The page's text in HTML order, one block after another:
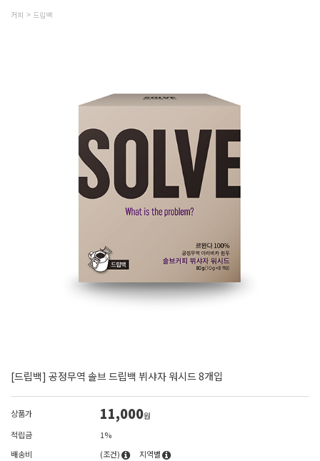
커피 드립백
[드립백] 공정무역 솔브 드립백 뷔샤자 워시드 8개입
상품가 11,000원
적립금
1%
배송비
(조건)
지역별